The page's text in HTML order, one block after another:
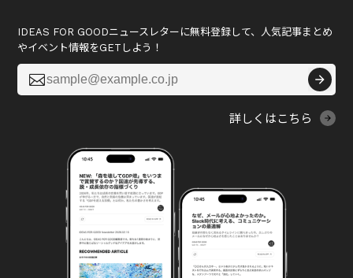
IDEAS FOR GOODニュースレターに無料登録して、人気記事まとめ
やイベント情報をGETしよう！

詳しくはこちら